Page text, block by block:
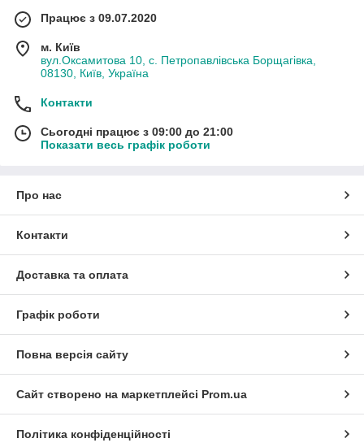
Працює з 09.07.2020
м. Київ
вул.Оксамитова 10, с. Петропавлівська Борщагівка,
08130, Київ, Україна
Контакти
Сьогодні працює з 09:00 до 21:00
Показати весь графік роботи
Про нас
Контакти
Доставка та оплата
Графік роботи
Повна версія сайту
Сайт створено на маркетплейсі Prom.ua
Політика конфіденційності